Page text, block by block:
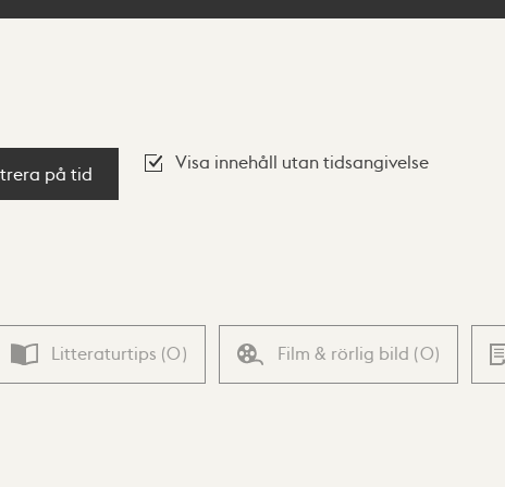
på tid
Visa innehåll utan tidsangivelse
Litteraturtips (0) Film & rörlig bild (0)